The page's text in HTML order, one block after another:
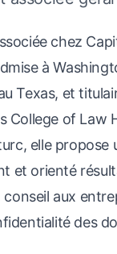
chez
à
Texas, et
College of Law
elle propose
et orienté
aux
des